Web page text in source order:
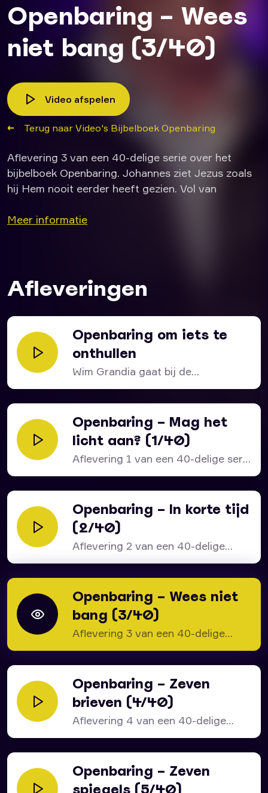
Openbaring – Wees
niet bang (3/40)
Video afspelen
Terug naar Video's Bijbelboek Openbaring
Aflevering 3 van een 40-delige serie over het
bijbelboek Openbaring. Johannes ziet Jezus zoals
hij Hem nooit eerder heeft gezien. Vol van
Johannes valt als dood aan zijn voeten. Maar dan
Meer informatie
Afleveringen
Openbaring om iets te
onthullen
Wim Grandia gaat bij de
behandeling uit van een...
Openbaring – Mag het
licht aan? (1/40)
Aflevering 1 van een 40-delige serie
over het bijbelboek...
Openbaring – In korte tijd
(2/40)
Aflevering 2 van een 40-delige
serie over het bijbelboek...
Openbaring – Wees niet
bang (3/40)
Aflevering 3 van een 40-delige
serie over het bijbelboek...
Openbaring – Zeven
brieven (4/40)
Aflevering 4 van een 40-delige
bijbelstudie over het bijbelboek...
Openbaring – Zeven
spiegels (5/40)